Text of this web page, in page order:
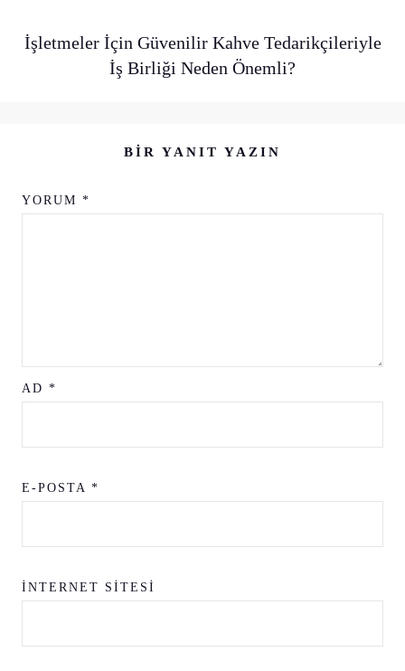
İşletmeler İçin Güvenilir Kahve Tedarikçileriyle
İş Birliği Neden Önemli?
BIR YANIT YAZIN
YORUM *
AD *
E-POSTA *
İNTERNET SITESI